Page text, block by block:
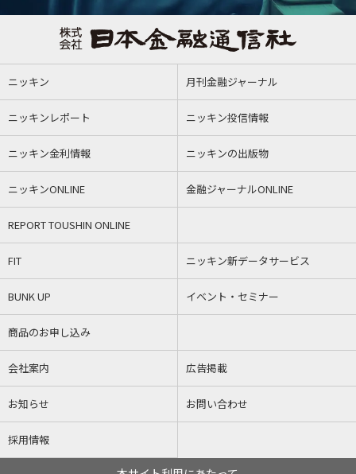
ニッキン 月刊金融ジャーナル
ニッキンレポート ニッキン投信情報
ニッキン金利情報 ニッキンの出版物
ニッキンONLINE 金融ジャーナルONLINE
REPORT TOUSHIN ONLINE
FIT ニッキン新データサービス
BUNK UP イベント・セミナー
商品のお申し込み
会社案内 広告掲載
お知らせ お問い合わせ
採用情報